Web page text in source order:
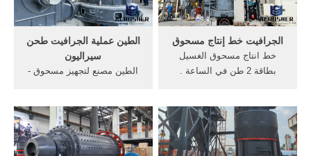
من التفاصيل » احصل على
الأسعارمصر حجر ...
الطين عملية الجرافيت طحن
سيراليون
الطين مصنع لتجهيز مسحوق -
الطين مسحوق صنع خط عملية
إثراء طاحونة مصنع الكرة
الطين مسحوق صنع, مصنع
الجرافيت خط إنتاج مسحوق
خط انتاج مسحوق الغسيل
بطاقة 2 طن في الساعة .
طن في الساعة مع توضيح
مواصفات كل آلة وصورة خط
الانتاج بالاضافة الى كيفية